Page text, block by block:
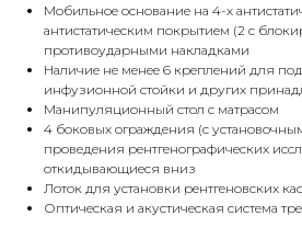
Мобильное основание на 4-х
антистатическим покрытием (2 с
противоударными накладками
Наличие не менее 6 креплений для
инфузионной стойки и других
Манипуляционный стол с матрасом
4 боковых ограждения (с
проведения рентгенографических
откидывающиеся вниз
Лоток для установки рентгеновских
Оптическая и акустическая система